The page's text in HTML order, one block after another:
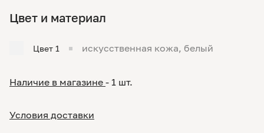
Цвет и материал
Цвет 1 искусственная кожа, белый
Наличие в магазине - 1 шт.
Условия доставки